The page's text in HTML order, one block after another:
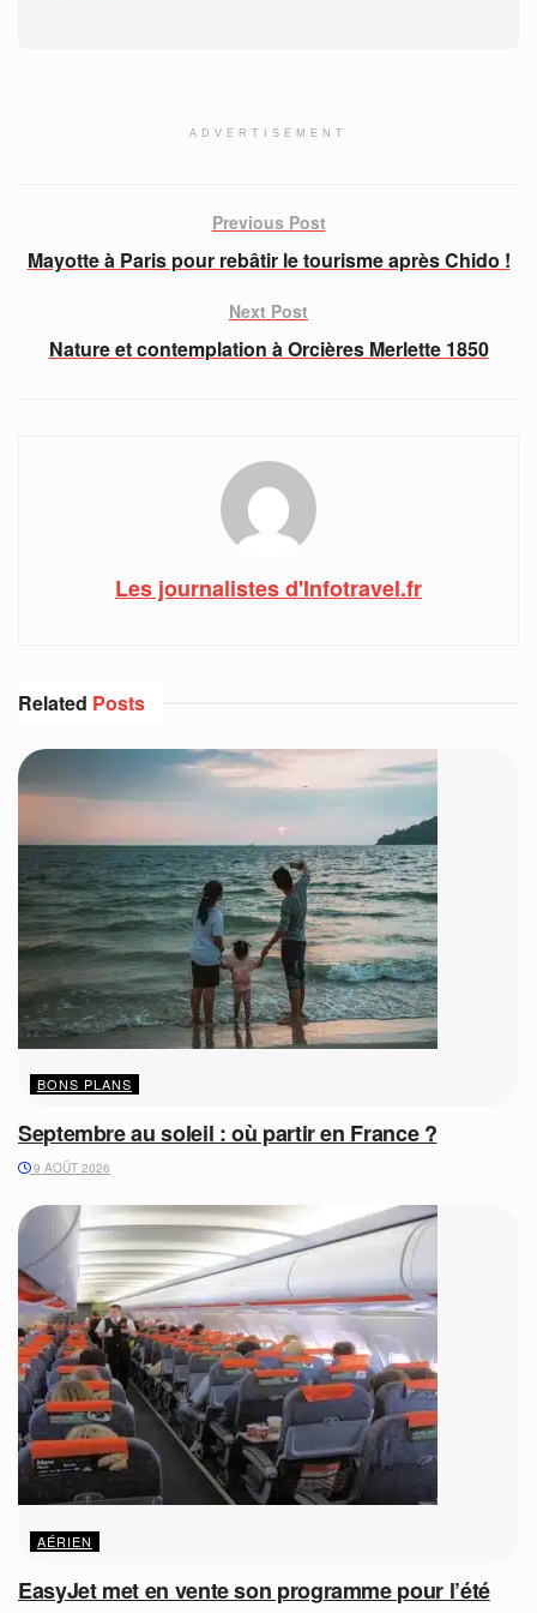
ADVERTISEMENT
Previous Post
Mayotte à Paris pour rebâtir le tourisme après Chido !
Next Post
Nature et contemplation à Orcières Merlette 1850
Les journalistes d'Infotravel.fr
Related Posts
BONS PLANS
Septembre au soleil : où partir en France ?
9 AOÛT 2026
AÉRIEN
EasyJet met en vente son programme pour l’été